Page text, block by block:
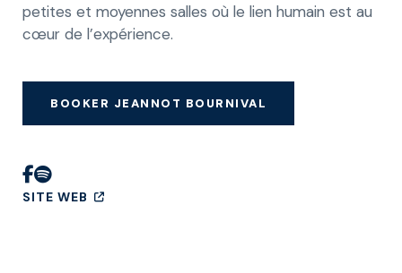
petites et moyennes salles où le lien humain est au
cœur de l’expérience.
BOOKER JEANNOT BOURNIVAL
SITE WEB